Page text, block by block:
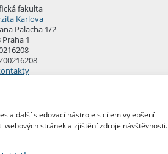
a další sledovací nástroje s cílem vylepšení
stránek a zjištění zdroje návštěvnosti.
fakulta
Karlova
Palacha 1/2
Praha 1